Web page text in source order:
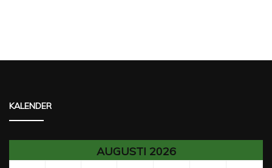
KALENDER
AUGUSTI 2026